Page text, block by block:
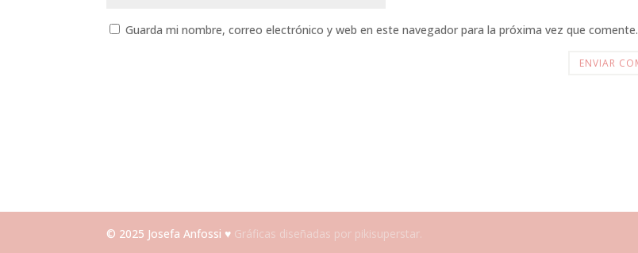
Guarda mi nombre, correo electrónico y web en este navegador para la próxima vez que comente.
© 2025 Josefa Anfossi ♥ Gráficas diseñadas por pikisuperstar.